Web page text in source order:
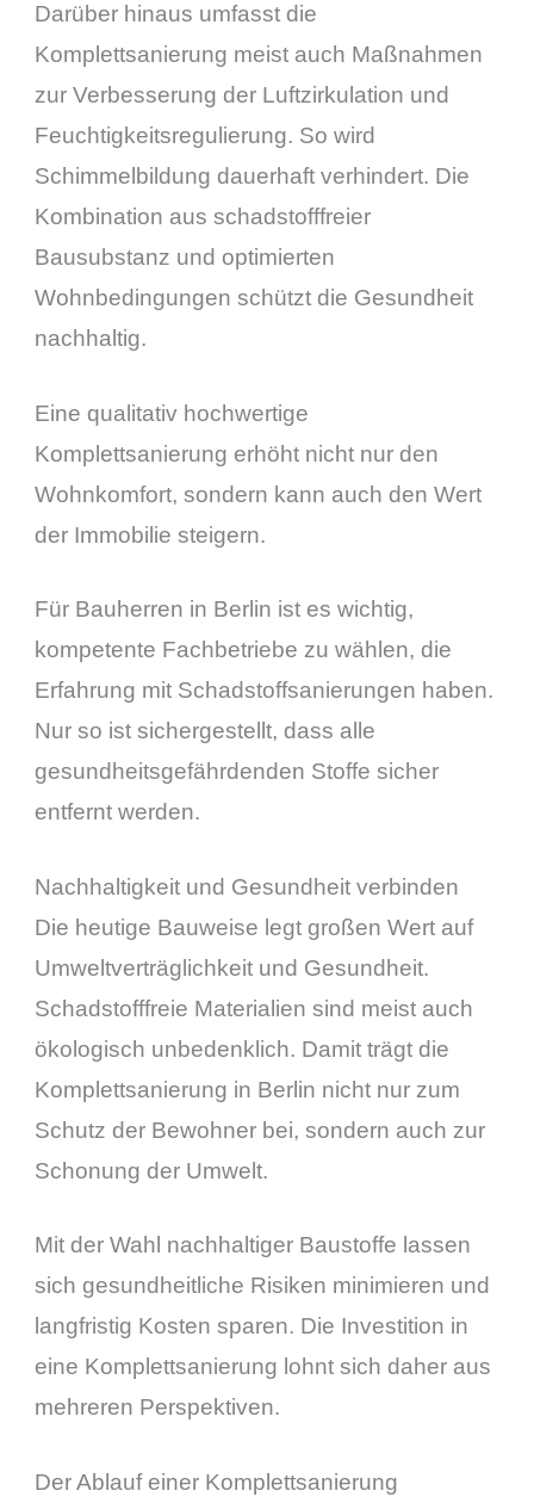
Darüber hinaus umfasst die
Komplettsanierung meist auch Maßnahmen
zur Verbesserung der Luftzirkulation und
Feuchtigkeitsregulierung. So wird
Schimmelbildung dauerhaft verhindert. Die
Kombination aus schadstofffreier
Bausubstanz und optimierten
Wohnbedingungen schützt die Gesundheit
nachhaltig.
Eine qualitativ hochwertige
Komplettsanierung erhöht nicht nur den
Wohnkomfort, sondern kann auch den Wert
der Immobilie steigern.
Für Bauherren in Berlin ist es wichtig,
kompetente Fachbetriebe zu wählen, die
Erfahrung mit Schadstoffsanierungen haben.
Nur so ist sichergestellt, dass alle
gesundheitsgefährdenden Stoffe sicher
entfernt werden.
Nachhaltigkeit und Gesundheit verbinden
Die heutige Bauweise legt großen Wert auf
Umweltverträglichkeit und Gesundheit.
Schadstofffreie Materialien sind meist auch
ökologisch unbedenklich. Damit trägt die
Komplettsanierung in Berlin nicht nur zum
Schutz der Bewohner bei, sondern auch zur
Schonung der Umwelt.
Mit der Wahl nachhaltiger Baustoffe lassen
sich gesundheitliche Risiken minimieren und
langfristig Kosten sparen. Die Investition in
eine Komplettsanierung lohnt sich daher aus
mehreren Perspektiven.
Der Ablauf einer Komplettsanierung